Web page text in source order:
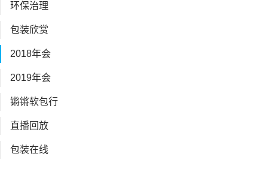
环保治理
包装欣赏
2018年会
2019年会
锵锵软包行
直播回放
包装在线